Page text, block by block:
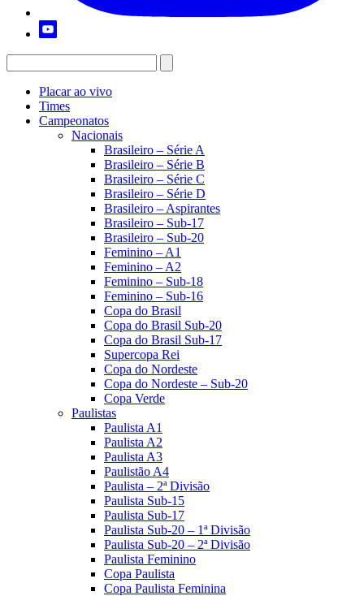
Placar ao vivo
Times
Campeonatos
Nacionais
Brasileiro – Série A
Brasileiro – Série B
Brasileiro – Série C
Brasileiro – Série D
Brasileiro – Aspirantes
Brasileiro – Sub-17
Brasileiro – Sub-20
Feminino – A1
Feminino – A2
Feminino – Sub-18
Feminino – Sub-16
Copa do Brasil
Copa do Brasil Sub-20
Copa do Brasil Sub-17
Supercopa Rei
Copa do Nordeste
Copa do Nordeste – Sub-20
Copa Verde
Paulistas
Paulista A1
Paulista A2
Paulista A3
Paulistão A4
Paulista – 2ª Divisão
Paulista Sub-15
Paulista Sub-17
Paulista Sub-20 – 1ª Divisão
Paulista Sub-20 – 2ª Divisão
Paulista Feminino
Copa Paulista
Copa Paulista Feminina